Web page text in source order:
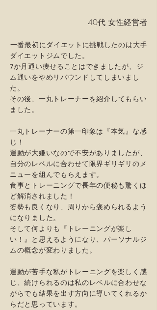
40代 女性経営者
⁡一番最初にダイエットに挑戦したのは大手
ダイエットジムでした。
7か月通い痩せることはできましたが、ジ
ム通いをやめリバウンドしてしまいまし
た。
その後、 一丸トレーナーを紹介してもらい
ました。
一丸トレーナーの第一印象は『本気』な感
じ！
運動が大嫌いなので不安がありましたが、
自分のレベルに合わせて限界ギリギリのメ
ニューを組んでもらえます。
食事とトレーニングで長年の便秘も驚くほ
ど解消されました！
姿勢も良くなり、周りから褒められるよう
になりました。
そして何よりも『トレーニングが楽し
い！』と思えるようになり、パーソナルジ
ムの概念が変わりました。
運動が苦手な私がトレーニングを楽しく感
じ、続けられるのは私のレベルに合わせな
がらでも結果を出す方向に導いてくれるか
らだと思っています。